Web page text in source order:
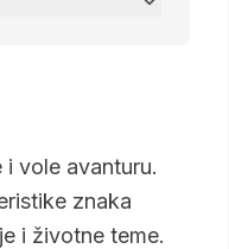
vole avanturu.
znaka
i životne teme.